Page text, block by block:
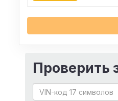
Проверить